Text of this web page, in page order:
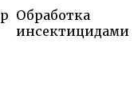
Обработка
инсектицидами